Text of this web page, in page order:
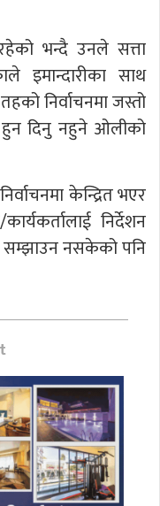
भन्दै उनले सत्ता
इमान्दारीका साथ
निर्वाचनमा जस्तो
हुन दिनु नहुने ओलीको
केन्द्रित भएर
निर्देशन
नसकेको पनि